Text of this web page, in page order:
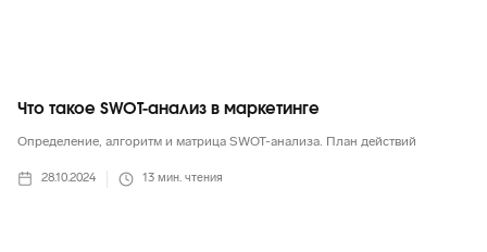
Что такое SWOT-анализ в маркетинге
Определение, алгоритм и матрица SWOT-анализа. План действий
28.10.2024 13 мин. чтения